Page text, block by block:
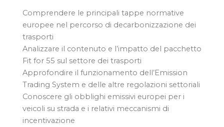
Comprendere le principali tappe normative
europee nel percorso di decarbonizzazione dei
trasporti
Analizzare il contenuto e l’impatto del pacchetto
Fit for 55 sul settore dei trasporti
Approfondire il funzionamento dell’Emission
Trading System e delle altre regolazioni settoriali
Conoscere gli obblighi emissivi europei per i
veicoli su strada e i relativi meccanismi di
incentivazione